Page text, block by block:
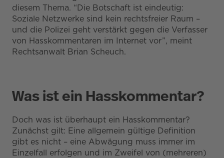
diesem Thema. “Die Botschaft ist eindeutig:
Soziale Netzwerke sind kein rechtsfreier Raum –
und die Polizei geht verstärkt gegen die Verfasser
von Hasskommentaren im Internet vor”, meint
Rechtsanwalt Brian Scheuch.
Was ist ein Hasskommentar?
Doch was ist überhaupt ein Hasskommentar?
Zunächst gilt: Eine allgemein gültige Definition
gibt es nicht – eine Abwägung muss immer im
Einzelfall erfolgen und im Zweifel von (mehreren)